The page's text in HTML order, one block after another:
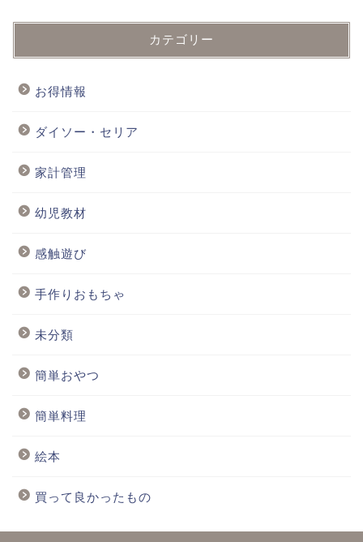
カテゴリー
お得情報
ダイソー・セリア
家計管理
幼児教材
感触遊び
手作りおもちゃ
未分類
簡単おやつ
簡単料理
絵本
買って良かったもの